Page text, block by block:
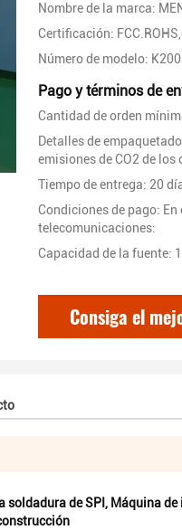
Nombre de la marca:
Certificación:
Número de modelo:
Pago y términos de
Cantidad de orden
Detalles de
emisiones de CO2 de
Tiempo de entrega: 20
Condiciones de pago:
telecomunicaciones:
Capacidad de la fuente:
Consiga el
soldadura de SPI , Máquina de